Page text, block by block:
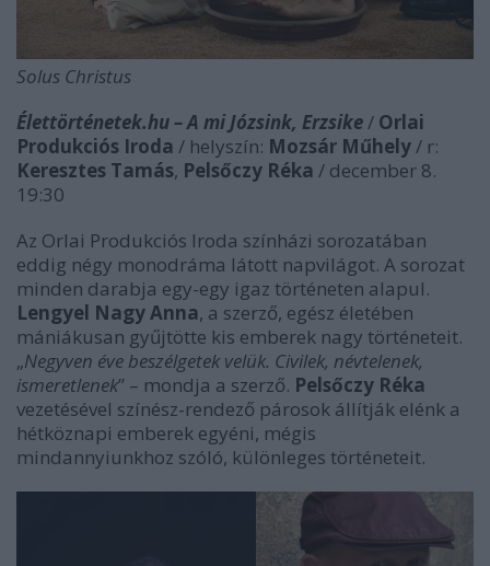
Solus Christus
Élettörténetek.hu – A mi Józsink, Erzsike/ Orlai
Produkciós Iroda / helyszín: Mozsár Műhely/ r:
Keresztes Tamás, Pelsőczy Réka / december 8.
19:30
Az Orlai Produkciós Iroda színházi sorozatában
eddig négy monodráma látott napvilágot. A sorozat
minden darabja egy-egy igaz történeten alapul.
Lengyel Nagy Anna, a szerző, egész életében
mániákusan gyűjtötte kis emberek nagy történeteit.
„Negyven ​​éve beszélgetek velük. Civilek, névtelenek,
ismeretlenek” – mondja a szerző. Pelsőczy Réka
vezetésével színész-rendező párosok állítják elénk a
hétköznapi emberek egyéni, mégis
mindannyiunkhoz szóló, különleges történeteit.